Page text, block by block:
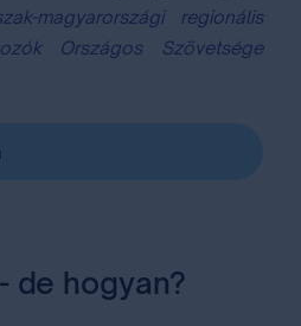
magyarországi regionális
Országos Szövetsége
de hogyan?